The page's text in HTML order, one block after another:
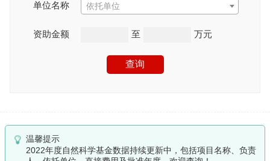
单位名称 依托单位
资助金额 至 万元
查询
温馨提示
2022年度自然科学基金数据持续更新中，包括项目名称、负责